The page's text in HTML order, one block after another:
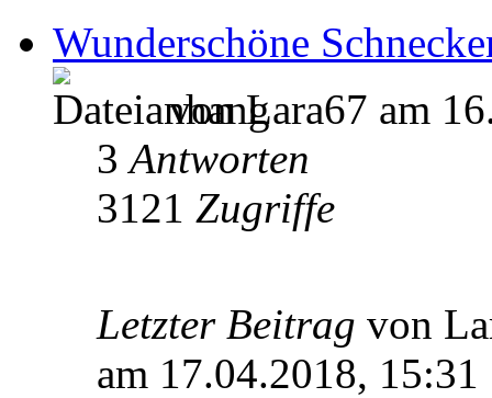
Wunderschöne
von Lara67 am
3Antworten
3121 Zugriffe
Letzter Beitrag von
am 17.04.2018, 15:31